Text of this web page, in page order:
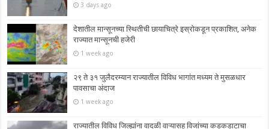
3 days ago
देशातील मान्सूनच्या स्थितीची छायाचित्रे इस्रोकडून प्रकाशित, अनेक
राज्यात मान्सूनची हजेरी
1 week ago
२९ ते ३१ जुलैदरम्यान राज्यातील विविध भागांत मध्यम ते मुसळधार
पावसाचा अंदाज
1 week ago
राज्यातील विविध जिल्ह्यांना वादळी वाऱ्यासह विजांच्या कडकडाटाचा